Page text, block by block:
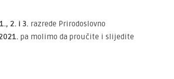
1., 2. i 3. razrede Prirodoslovno
pa molimo da proučite i slijedite